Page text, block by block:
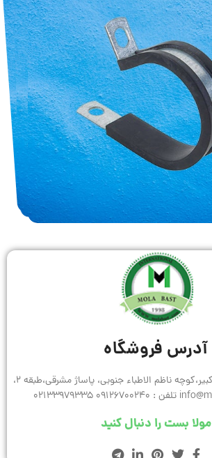
آدرس فروشگاه
تـهـــــران،خیابان امیر کبیر،کوچه ناظم الاطباء جنوبی، پاساژ مشرقی،طبقه 2،
مولا بست را دنبال کنید